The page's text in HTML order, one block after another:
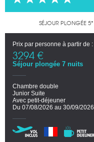
SÉJOUR PLONGÉE 5*
Prix par personne à partir de :
3294 €
Séjour plongée 7 nuits
Chambre double
Junior Suite
Avec petit-déjeuner
Du 07/08/2026 au 30/09/2026